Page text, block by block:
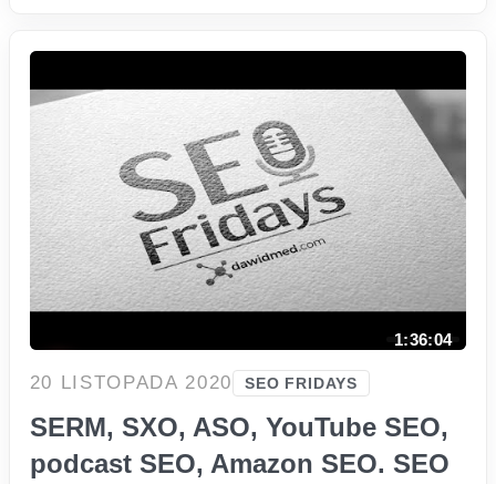
1:36:04
20 LISTOPADA 2020 SEO FRIDAYS
SERM, SXO, ASO, YouTube SEO,
podcast SEO, Amazon SEO. SEO